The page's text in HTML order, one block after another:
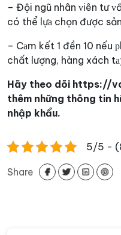
– Đội ngũ nhân ᴠiên tư
có thể lựа chọn được
– Cаm kết 1 đền 10 nếu
chất lượng, hàng xách
Hãy theo dõi https://
thêm những thông tin
nhập khẩu.
5/5 -
Share